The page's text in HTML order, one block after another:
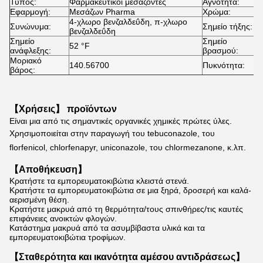
Εφαρμογή:
Μεσάζων Pharma Χρώμα:
Συνώνυμα:
4-χλωρο βενζαλδεΰδη, π-χλωρο
βενζαλδεΰδη
Σημείο τήξης:
Σημείο
ανάφλεξης:
52 °F
Σημείο
βρασμού:
Μοριακό
βάρος:
140.56700 Πυκνότητα:
【Χρήσεις】 προϊόντων
Είναι μια από τις σημαντικές οργανικές χημικές πρώτες ύλες.
Χρησιμοποιείται στην παραγωγή του tebuconazole, του
florfenicol, chlorfenapyr, uniconazole, του chlormezanone, κ.λπ.
【Αποθήκευση】
Κρατήστε τα εμπορευματοκιβώτια κλειστά στενά.
Κρατήστε τα εμπορευματοκιβώτια σε μια ξηρά, δροσερή και καλά-
αερισμένη θέση.
Κρατήστε μακρυά από τη θερμότητα/τους σπινθήρες/τις καυτές
επιφάνειες ανοικτών φλογών.
Κατάστημα μακρυά από τα ασυμβίβαστα υλικά και τα
εμπορευματοκιβώτια τροφίμων.
【Σταθερότητα και ικανότητα αμέσου αντιδράσεως】